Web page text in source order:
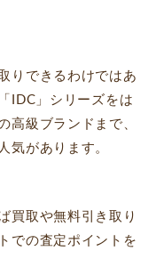
りできるわけではあ
IDC」シリーズをは
高級ブランドまで、
気があります。
買取や無料引き取り
での査定ポイントを